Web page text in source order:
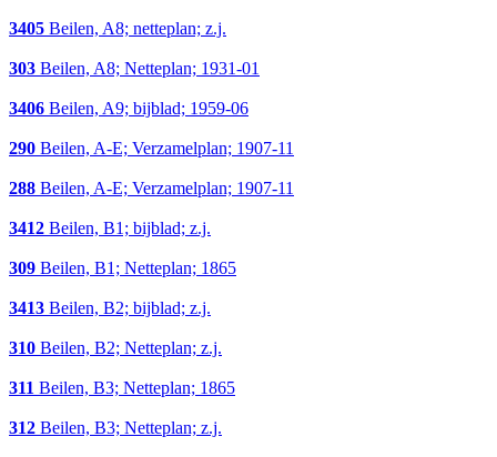
3405 Beilen, A8; netteplan; z.j.
303 Beilen, A8; Netteplan; 1931-01
3406 Beilen, A9; bijblad; 1959-06
290 Beilen, A-E; Verzamelplan; 1907-11
288 Beilen, A-E; Verzamelplan; 1907-11
3412 Beilen, B1; bijblad; z.j.
309 Beilen, B1; Netteplan; 1865
3413 Beilen, B2; bijblad; z.j.
310 Beilen, B2; Netteplan; z.j.
311 Beilen, B3; Netteplan; 1865
312 Beilen, B3; Netteplan; z.j.